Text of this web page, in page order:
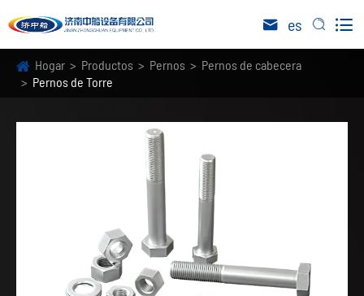
 es  
Hogar Productos Pernos
Pernos de cabecera
Pernos de Torre